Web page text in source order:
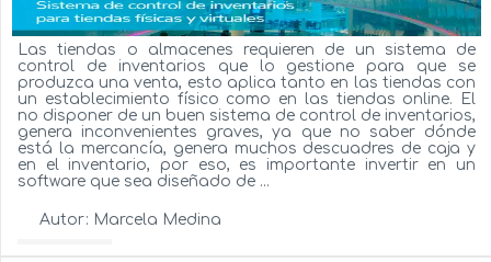
Las tiendas o almacenes requieren de un sistema de
control de inventarios que lo gestione para que se
produzca una venta, esto aplica tanto en las tiendas con
un establecimiento físico como en las tiendas online. El
no disponer de un buen sistema de control de inventarios,
genera inconvenientes graves, ya que no saber dónde
está la mercancía, genera muchos descuadres de caja y
en el inventario, por eso, es importante invertir en un
software que sea diseñado de ...
Autor: Marcela Medina